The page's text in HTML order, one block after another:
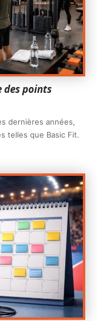
des points
dernières années,
telles que Basic Fit.